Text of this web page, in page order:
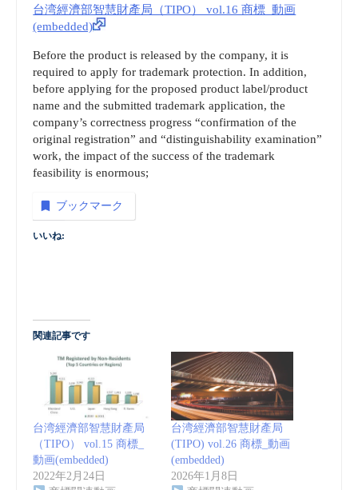
台湾經濟部智慧財產局（TIPO） vol.16 商標_動画
(embedded)
Before the product is released by the company, it is
required to apply for trademark protection. In addition,
before applying for the proposed product label/product
name and the submitted trademark application, the
company’s correctness progress “confirmation of the
original registration” and “distinguishability examination”
work, the impact of the success of the trademark
feasibility is enormous;
ブックマーク
いいね:
関連記事です
台湾經濟部智慧財產局
（TIPO） vol.15 商標_
動画(embedded)
2022年2月24日
台湾經濟部智慧財產局
(TIPO) vol.26 商標_動画
(embedded)
2026年1月8日